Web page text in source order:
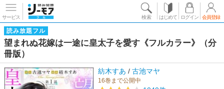
サービス 検索 はじめて ログイン 会員登録
読み放題フル
望まれぬ花嫁は一途に皇太子を愛す《フルカラー》（分
冊版）
紡木すあ / 古池マヤ
16巻まで公開中